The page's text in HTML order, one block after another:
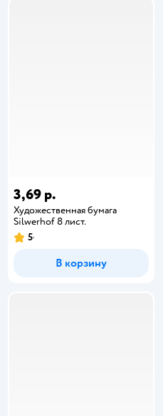
3,69 р.
Художественная бумага
Silwerhof 8 лист.
5
В корзину